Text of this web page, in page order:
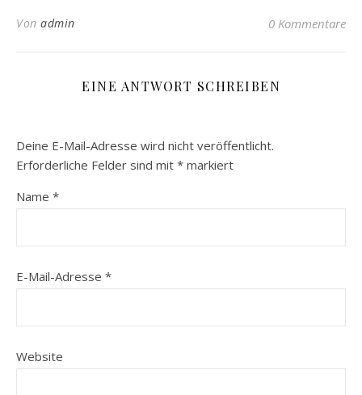
Von admin 0 Kommentare
EINE ANTWORT SCHREIBEN
Deine E-Mail-Adresse wird nicht veröffentlicht.
Erforderliche Felder sind mit * markiert
Name *
E-Mail-Adresse *
Website